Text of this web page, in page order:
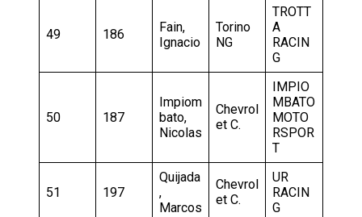
49 186
Fain,
Ignacio
Torino
NG
TROTT
A
RACIN
G
50 187
Impiom
bato,
Nicolas
Chevrol
et C.
IMPIO
MBATO
MOTO
RSPOR
T
51 197
Quijada
,
Marcos
Chevrol
et C.
UR
RACIN
G